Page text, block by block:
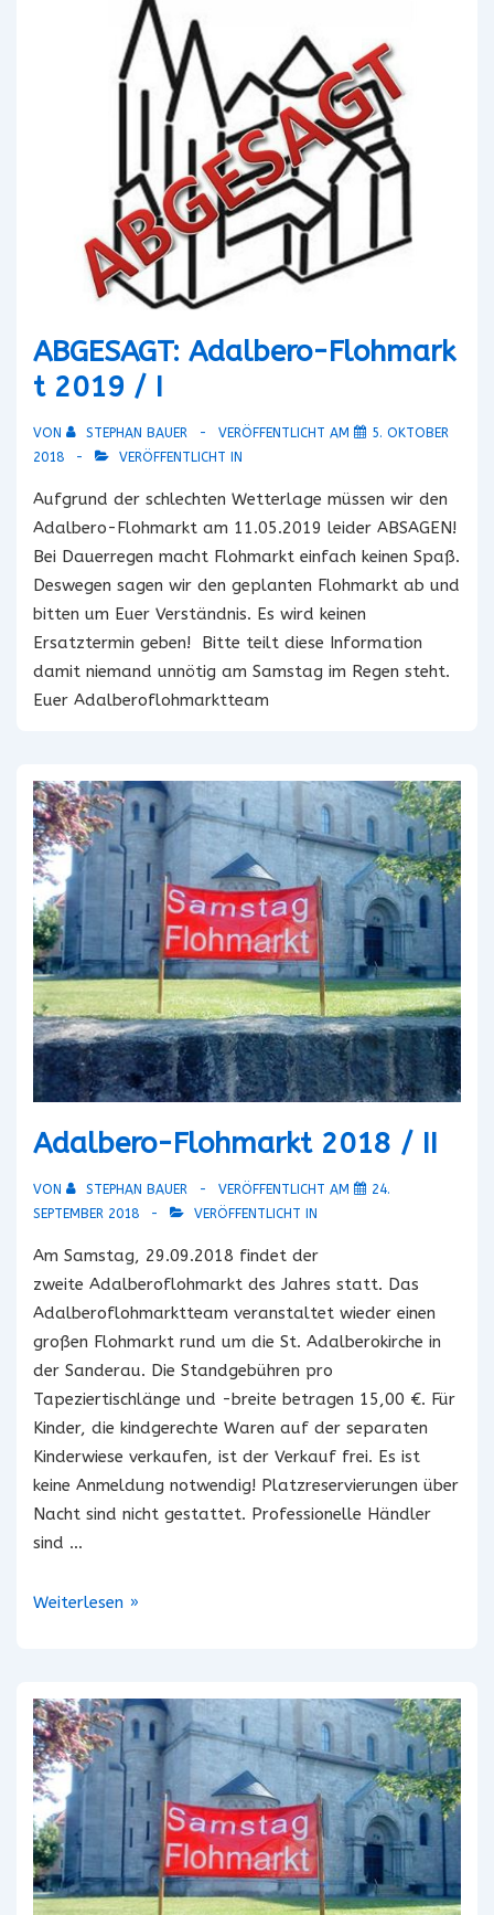
ABGESAGT: Adalbero-Flohmark
t 2019 / I
VON STEPHAN BAUER VERÖFFENTLICHT AM
5. OKTOBER
2018
VERÖFFENTLICHT IN
Aufgrund der schlechten Wetterlage müssen wir den
Adalbero-Flohmarkt am 11.05.2019 leider ABSAGEN!
Bei Dauerregen macht Flohmarkt einfach keinen Spaß.
Deswegen sagen wir den geplanten Flohmarkt ab und
bitten um Euer Verständnis. Es wird keinen
Ersatztermin geben! Bitte teilt diese Information
damit niemand unnötig am Samstag im Regen steht.
Euer Adalberoflohmarktteam
Adalbero-Flohmarkt 2018 / II
VON STEPHAN BAUER VERÖFFENTLICHT AM
24.
SEPTEMBER 2018
VERÖFFENTLICHT IN
Am Samstag, 29.09.2018 findet der
zweite Adalberoflohmarkt des Jahres statt. Das
Adalberoflohmarktteam veranstaltet wieder einen
großen Flohmarkt rund um die St. Adalberokirche in
der Sanderau. Die Standgebühren pro
Tapeziertischlänge und -breite betragen 15,00 €. Für
Kinder, die kindgerechte Waren auf der separaten
Kinderwiese verkaufen, ist der Verkauf frei. Es ist
keine Anmeldung notwendig! Platzreservierungen über
Nacht sind nicht gestattet. Professionelle Händler
sind …
Adalbero-
II
Weiterlesen »